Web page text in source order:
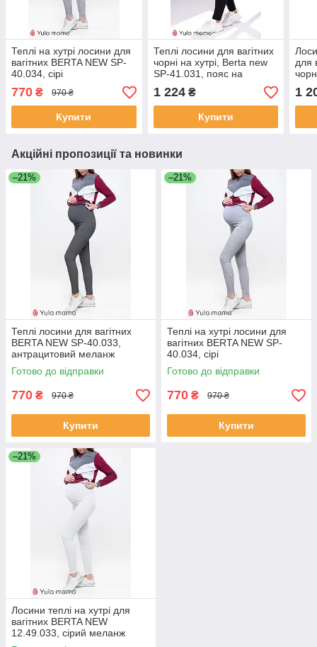
Теплі на хутрі лосини для
вагітних BERTA NEW SP-
40.034, сірі
770 ₴ 970 ₴
Купити
Теплі лосини для вагітних
чорні на хутрі, Berta new
SP-41.031, пояс на
1 224₴
Купити
для
1
Акційні пропозиції та новинки
–21%
Теплі лосини для вагітних
BERTA NEW SP-40.033,
антрацитовий меланж
Готово до відправки
770 ₴ 970 ₴
Купити
–21%
Теплі на хутрі лосини для
вагітних BERTA NEW SP-
40.034, сірі
Готово до відправки
770 ₴ 970 ₴
Купити
–21%
Лосини теплі на хутрі для
вагітних BERTA NEW
12.49.033, сірий меланж